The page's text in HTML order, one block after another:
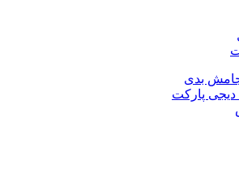
بدی
دیجی پارکت